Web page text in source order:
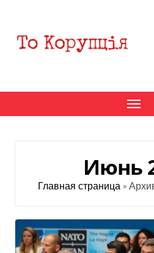
содержанию
Июнь
Главная страница »